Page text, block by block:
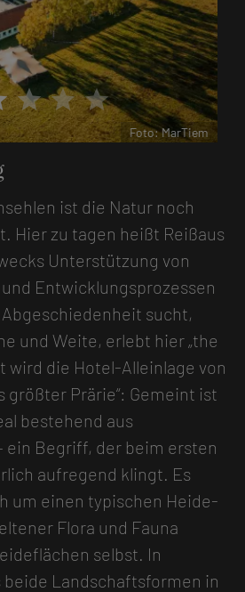
starstarstar
Foto: MarTiem
ist die Natur noch
Hier zu tagen heißt Reißaus
Unterstützung von
Entwicklungsprozessen
sucht,
und Weite, erlebt hier „the
wird die Hotel-Alleinlage von
größter Prärie“: Gemeint ist
bestehend aus
ein Begriff, der beim ersten
aufregend klingt. Es
um einen typischen Heide-
Flora und Fauna
selbst. In
beide Landschaftsformen in